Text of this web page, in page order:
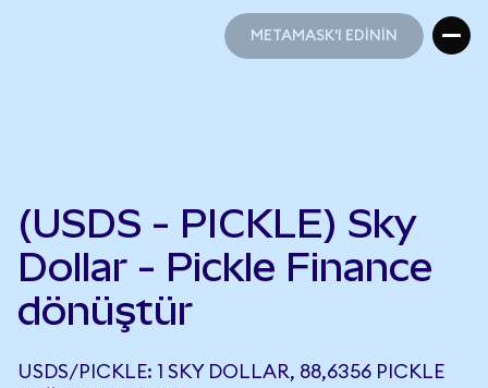
METAMASK'I EDİNİN
(USDS - PICKLE) Sky
Dollar - Pickle Finance
dönüştür
USDS/PICKLE: 1 SKY DOLLAR, 88,6356 PICKLE